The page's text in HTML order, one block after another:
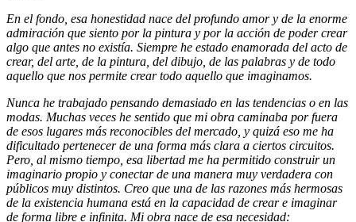
En el fondo, esa honestidad nace del profundo amor y de la enorme
admiración que siento por la pintura y por la acción de poder crear
algo que antes no existía. Siempre he estado enamorada del acto de
crear, del arte, de la pintura, del dibujo, de las palabras y de todo
aquello que nos permite crear todo aquello que imaginamos.
Nunca he trabajado pensando demasiado en las tendencias o en las
modas. Muchas veces he sentido que mi obra caminaba por fuera
de esos lugares más reconocibles del mercado, y quizá eso me ha
dificultado pertenecer de una forma más clara a ciertos circuitos.
Pero, al mismo tiempo, esa libertad me ha permitido construir un
imaginario propio y conectar de una manera muy verdadera con
públicos muy distintos. Creo que una de las razones más hermosas
de la existencia humana está en la capacidad de crear e imaginar
de forma libre e infinita. Mi obra nace de esa necesidad: